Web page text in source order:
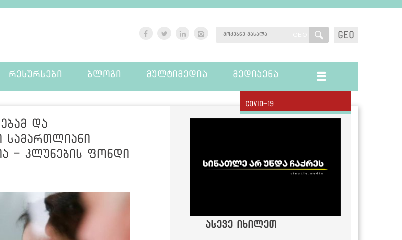
GEO
ᲠᲔᲡᲣᲠᲡᲔᲑᲘ ᲑᲚᲝᲒᲘ ᲛᲣᲚᲢᲘᲛᲔᲓᲘᲐ ᲛᲔᲓᲘᲐᲔᲜᲐ
Covid-19
და
სამართლიანი
- კლუნების ფონდი
ასევე იხილეთ